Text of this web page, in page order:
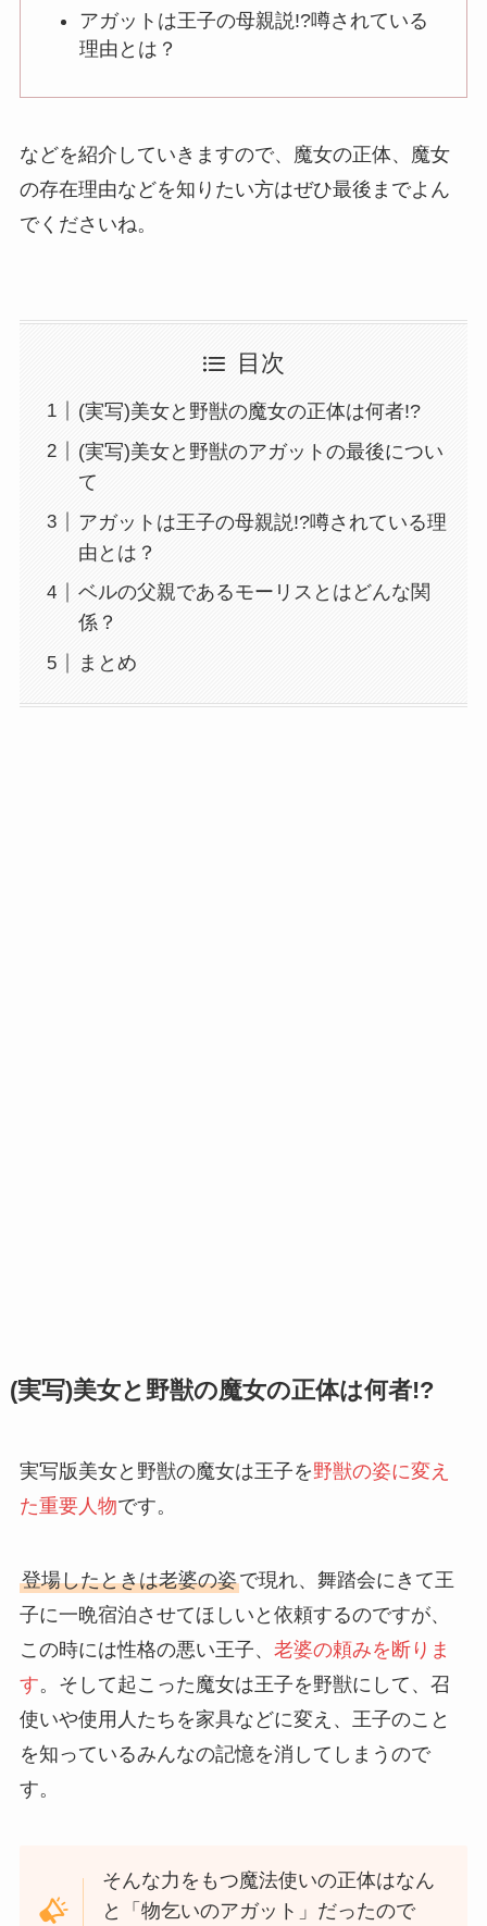
アガットは王子の母親説!?噂されている
理由とは？
などを紹介していきますので、魔女の正体、魔女
の存在理由などを知りたい方はぜひ最後までよん
でくださいね。
目次
(実写)美女と野獣の魔女の正体は何者!?
(実写)美女と野獣のアガットの最後につい
て
アガットは王子の母親説!?噂されている理
由とは？
ベルの父親であるモーリスとはどんな関
係？
まとめ
(実写)美女と野獣の魔女の正体は何者!?
実写版美女と野獣の魔女は王子を野獣の姿に変え
た重要人物です。
登場したときは老婆の姿で現れ、舞踏会にきて王
子に一晩宿泊させてほしいと依頼するのですが、
この時には性格の悪い王子、 老婆の頼みを断りま
す。そして起こった魔女は王子を野獣にして、召
使いや使用人たちを家具などに変え、王子のこと
を知っているみんなの記憶を消してしまうので
す。
そんな力をもつ魔法使いの正体はなん
と「物乞いのアガット」だったので